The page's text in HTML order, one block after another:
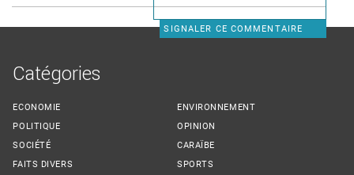
SIGNALER CE COMMENTAIRE
Catégories
ECONOMIE
POLITIQUE
SOCIÉTÉ
FAITS DIVERS
ENVIRONNEMENT
OPINION
CARAÏBE
SPORTS